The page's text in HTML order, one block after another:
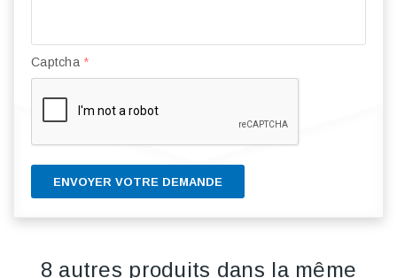
Captcha *
ENVOYER VOTRE DEMANDE
8 autres produits dans la même